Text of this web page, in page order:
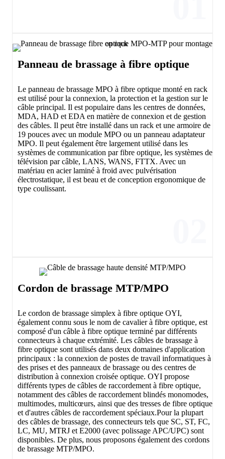
Panneau de brassage à fibre optique
Le panneau de brassage MPO à fibre optique monté en rack
est utilisé pour la connexion, la protection et la gestion sur le
câble principal. Il est populaire dans les centres de données,
MDA, HAD et EDA en matière de connexion et de gestion
des câbles. Il peut être installé dans un rack et une armoire de
19 pouces avec un module MPO ou un panneau adaptateur
MPO. Il peut également être largement utilisé dans les
systèmes de communication par fibre optique, les systèmes de
télévision par câble, LANS, WANS, FTTX. Avec un
matériau en acier laminé à froid avec pulvérisation
électrostatique, il est beau et de conception ergonomique de
type coulissant.
Cordon de brassage MTP/MPO
Le cordon de brassage simplex à fibre optique OYI,
également connu sous le nom de cavalier à fibre optique, est
composé d'un câble à fibre optique terminé par différents
connecteurs à chaque extrémité. Les câbles de brassage à
fibre optique sont utilisés dans deux domaines d'application
principaux : la connexion de postes de travail informatiques à
des prises et des panneaux de brassage ou des centres de
distribution à connexion croisée optique. OYI propose
différents types de câbles de raccordement à fibre optique,
notamment des câbles de raccordement blindés monomodes,
multimodes, multicœurs, ainsi que des tresses de fibre optique
et d'autres câbles de raccordement spéciaux.Pour la plupart
des câbles de brassage, des connecteurs tels que SC, ST, FC,
LC, MU, MTRJ et E2000 (avec polissage APC/UPC) sont
disponibles. De plus, nous proposons également des cordons
de brassage MTP/MPO.